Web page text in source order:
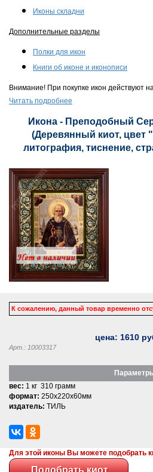
Иконы складни
Дополнительные разделы
Полки для икон
Книги об иконе и иконописи
Внимание! При покупке икон действуют
Читать подробнее
Икона - Преподобный
(Деревянный киот, цвет
литография, тиснение,
К сожалению, данный товар временно
цена: 1610
Арт.: 10003317
вес: 1 кг 310 грамм
формат: 250x220x60мм
издатель: ТИЛЬ
Для этой иконы Вы можете подобрать